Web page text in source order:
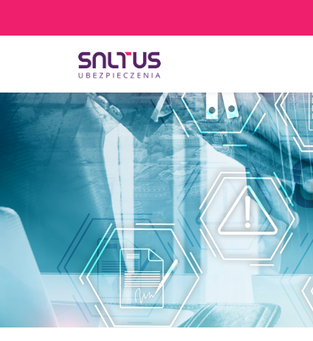
Szanowni
Pacjenci z objawami infekcji lub
inny termin.
KAŻDEMU pacjentowi, również bez